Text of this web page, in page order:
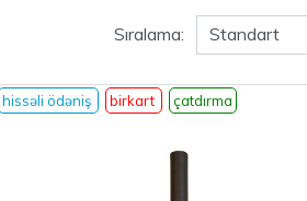
Sıralama:
hissəli ödəniş birkart çatdırma